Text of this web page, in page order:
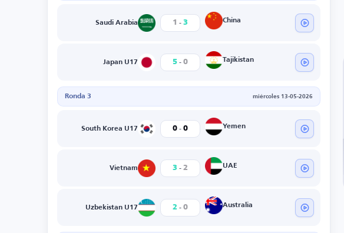
Saudi Arabia 1 - 3 China
Japan U17 5 - 0 Tajikistan
Ronda 3 miércoles 13-05-2026
South Korea U17 0 - 0 Yemen
Vietnam 3 - 2 UAE
Uzbekistan U17 2 - 0 Australia